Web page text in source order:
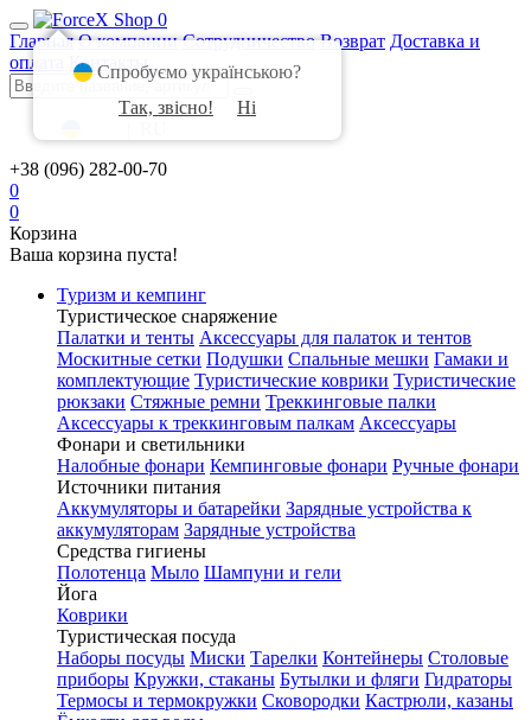
0
Главная О компании Сотрудничество Возврат Доставка и
оплата
Контакты
+38 (096) 282-00-70
0
0
Корзина
Ваша корзина пуста!
Туризм и кемпинг
Туристическое снаряжение
Палатки и тенты Аксессуары для палаток и тентов
Москитные сетки Подушки Спальные мешки Гамаки и
комплектующие Туристические коврики Туристические
рюкзаки Стяжные ремни Треккинговые палки
Аксессуары к треккинговым палкам Аксессуары
Фонари и светильники
Налобные фонари Кемпинговые фонари Ручные фонари
Источники питания
Аккумуляторы и батарейки Зарядные устройства к
аккумуляторам Зарядные устройства
Средства гигиены
Полотенца Мыло Шампуни и гели
Йога
Коврики
Туристическая посуда
Наборы посуды Миски Тарелки Контейнеры Столовые
приборы Кружки, стаканы Бутылки и фляги Гидраторы
Термосы и термокружки Сковородки Кастрюли, казаны
Спробуємо українською?
Так, звісно!
Ні